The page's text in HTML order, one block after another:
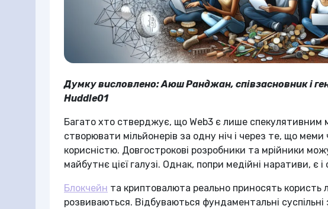
Думку висловлено: Аюш Ранджан, співзасновник і
Huddle01
Багато хто стверджує, що Web3 є лише спекулятивним
створювати мільйонерів за одну ніч і через те, що
корисністю. Довгострокові розробники та мрійники
майбутнє цієї галузі. Однак, попри медійні наративи, є і
Блокчейн та криптовалюта реально приносять користь
розвиваються. Відбуваються фундаментальні суспільні